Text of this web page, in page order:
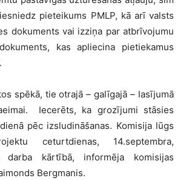
pieteikums PMLP, kā arī valsts
dokuments vai izziņa par atbrīvojumu
kas apliecina pietiekamus
spēkā, tie otrajā – galīgajā – lasījumā
Iecerēts, ka grozījumi stāsies
pēc izsludināšanas. Komisija lūgs
ceturtdienas, 14.septembra,
darba kārtībā, informēja komisijas
Bergmanis.